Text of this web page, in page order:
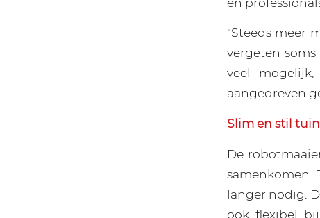
“Steeds meer
vergeten
veel
aangedreven
Slim en stil
De
samenkomen.
langer nodig.
ook flexibel